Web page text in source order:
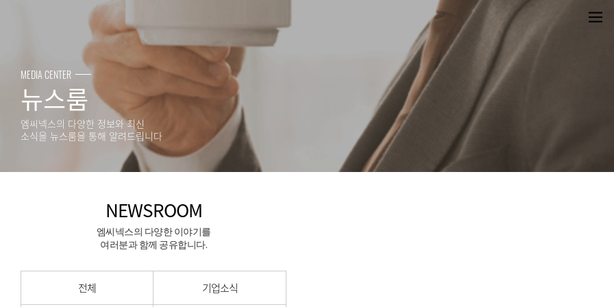
MEDIA CENTER
뉴스룸
엠씨넥스의 다양한 정보와 최신
소식을 뉴스룸을 통해 알려드립니다
NEWSROOM
엠씨넥스의 다양한 이야기를
여러분과 함께 공유합니다.
전체 기업소식